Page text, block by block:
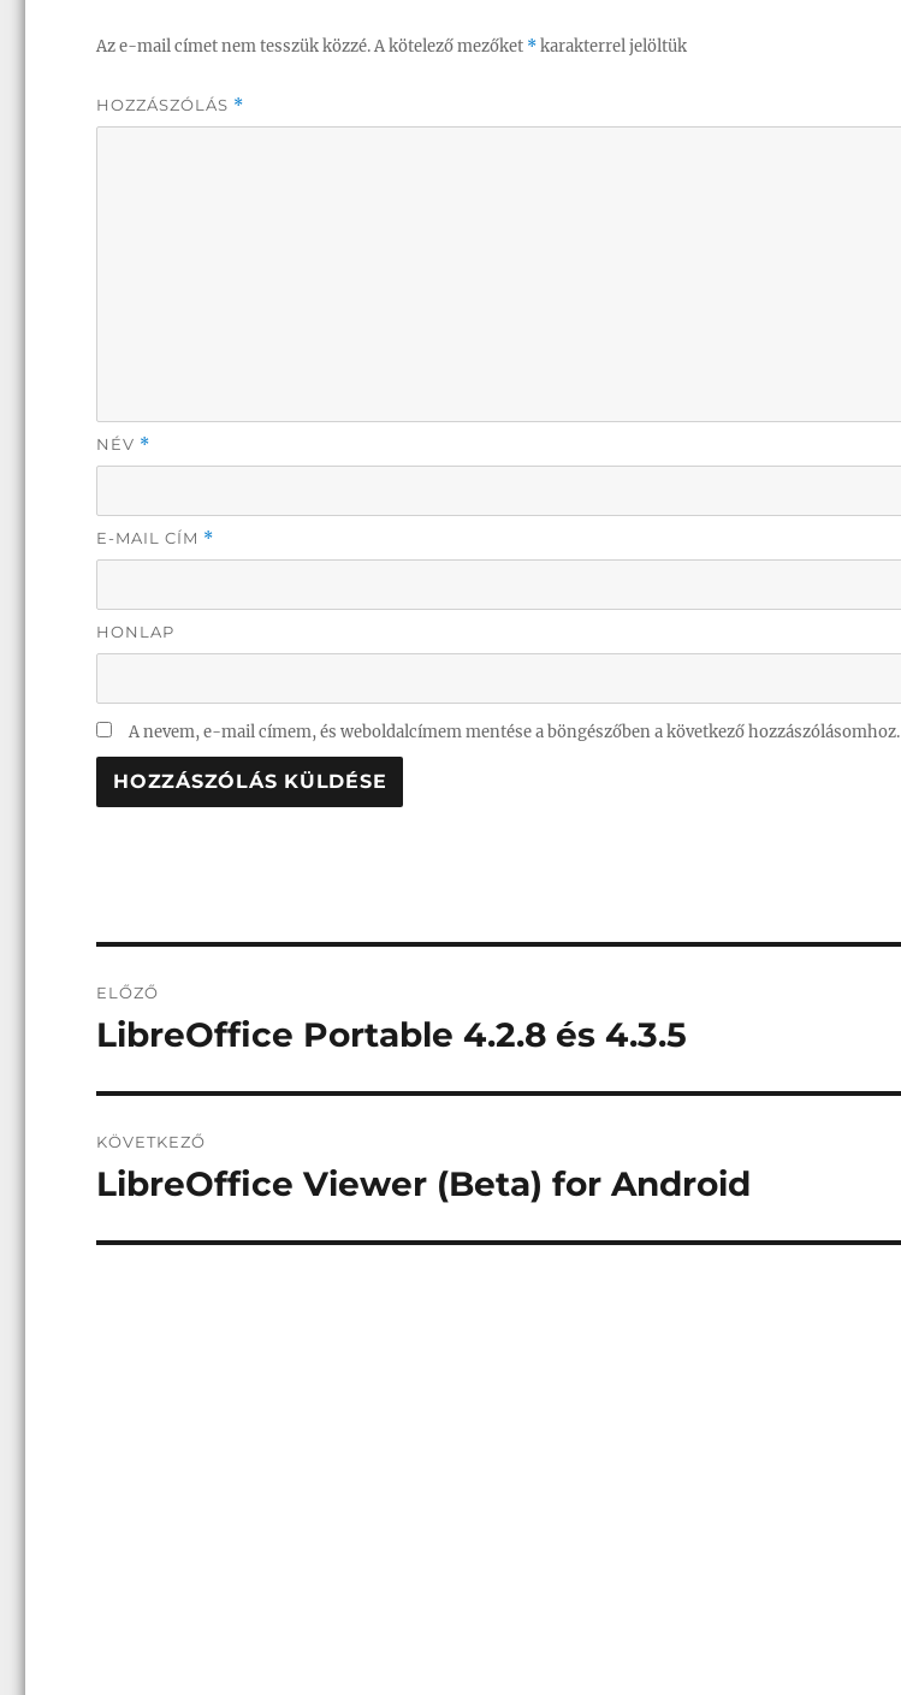
Az e-mail címet nem tesszük közzé.A kötelező mezőket *karakterrel jelöltük
HOZZÁSZÓLÁS *
NÉV *
E-MAIL CÍM *
HONLAP
A nevem, e-mail címem, és weboldalcímem mentése a böngészőben a következő hozzászólásomhoz.
navigáció
ELŐZŐ
Korábbi
LibreOffice Portable 4.2.8 és 4.3.5
KÖVETKEZŐ
Következő
LibreOffice Viewer (Beta) for Android